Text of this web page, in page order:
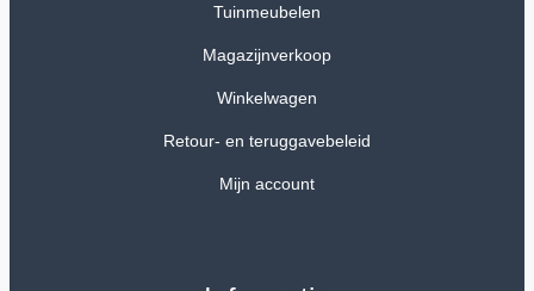
Tuinmeubelen
Magazijnverkoop
Winkelwagen
Retour- en teruggavebeleid
Mijn account